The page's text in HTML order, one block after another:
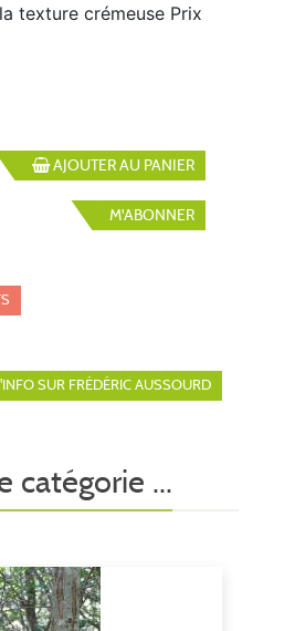
texture crémeuse Prix
AJOUTER AU PANIER
M'ABONNER
SUR FRÉDÉRIC AUSSOURD
catégorie ...